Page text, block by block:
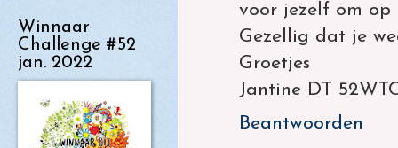
voor jezelf om op
Gezellig dat je
Groetjes
Jantine DT
Beantwoorden
Winnaar
Challenge #52
jan. 2022